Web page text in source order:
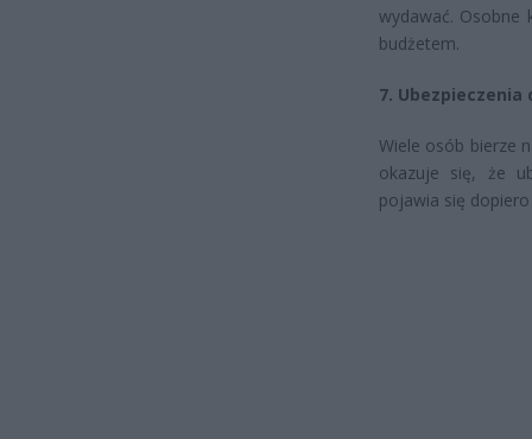
wydawać.
budżetem.
7. Ubezpieczenia
Wiele osób bierze
okazuje się, że
pojawia się